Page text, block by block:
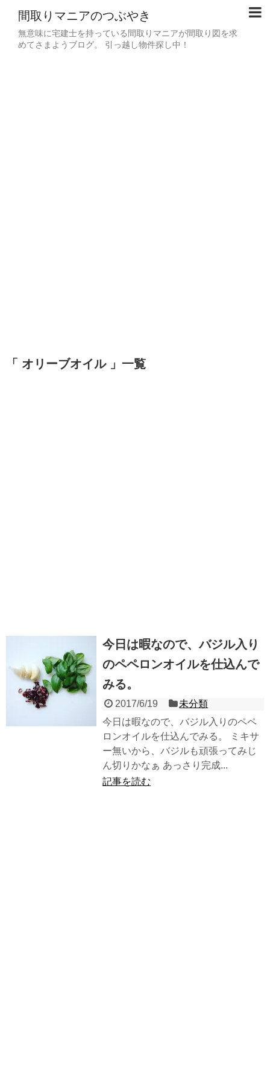
間取りマニアのつぶやき
無意味に宅建士を持っている間取りマニアが間取り図を求
めてさまようブログ。 引っ越し物件探し中！
「 オリーブオイル 」一覧
今日は暇なので、バジル入り
のペペロンオイルを仕込んで
みる。
2017/6/19
未分類
今日は暇なので、バジル入りのペペ
ロンオイルを仕込んでみる。 ミキサ
ー無いから、バジルも頑張ってみじ
ん切りかなぁ あっさり完成...
記事を読む